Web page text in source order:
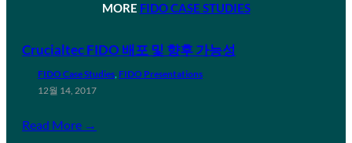
MORE FIDO CASE STUDIES
Crucialtec FIDO 배포 및 향후 가능성
FIDO Case Studies, FIDO Presentations
12월 14, 2017
Read More →